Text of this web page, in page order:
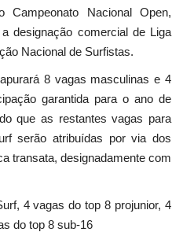
Campeonato Nacional Open,
designação comercial de Liga
Nacional de Surfistas.
8 vagas masculinas e 4
garantida para o ano de
que as restantes vagas para
serão atribuídas por via dos
transata, designadamente com
4 vagas do top 8 projunior, 4
do top 8 sub-16